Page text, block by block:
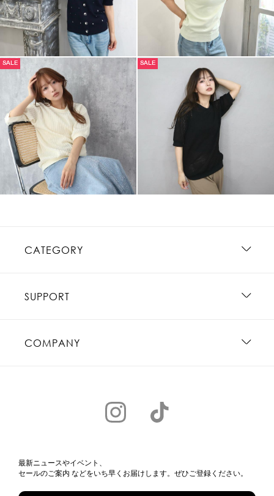
SALE SALE
CATEGORY
SUPPORT
COMPANY
最新ニュースやイベント、
セールのご案内 などをいち早くお届けします。ぜひご登録ください。